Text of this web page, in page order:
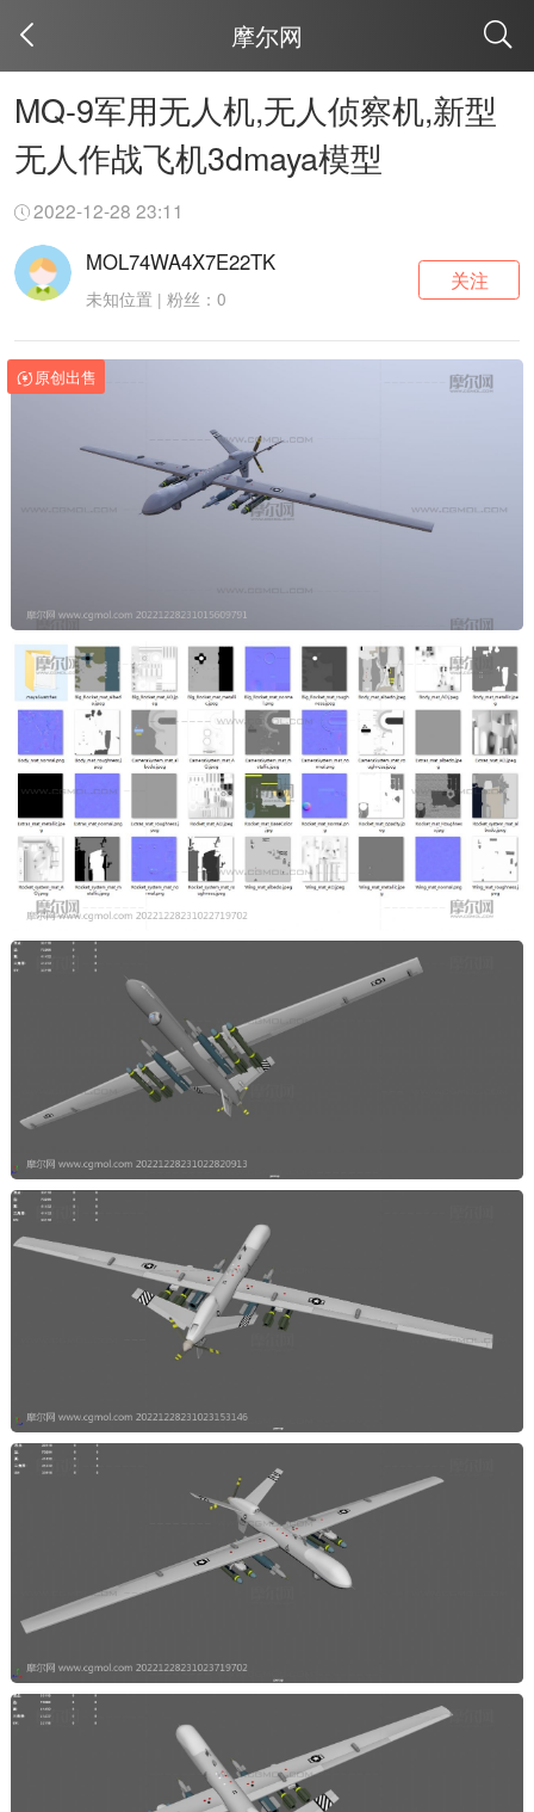
摩尔网
MQ-9军用无人机,无人侦察机,新型
无人作战飞机3dmaya模型
2022-12-28 23:11
MOL74WA4X7E22TK
未知位置 | 粉丝：0
关注
原创出售
取消